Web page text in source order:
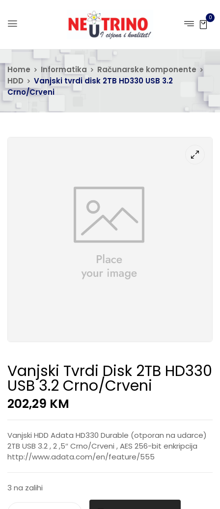
0
Home Informatika
Računarske komponente
HDD
Vanjski tvrdi disk 2TB HD330 USB 3.2
Crno/Crveni
Vanjski Tvrdi Disk 2TB HD330
USB 3.2 Crno/Crveni
202,29 KM
Vanjski HDD Adata HD330 Durable (otporan na udarce)
2TB USB 3.2 , 2 ,5″ Crno/Crveni , AES 256-bit enkripcija
http://www.adata.com/en/feature/555
3 na zalihi